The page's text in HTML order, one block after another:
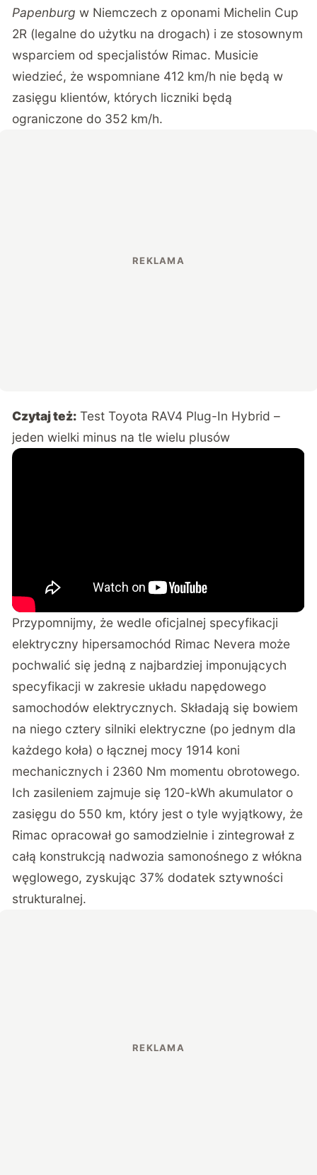
Papenburgw Niemczech z oponami Michelin Cup
2R (legalne do użytku na drogach) i ze stosownym
wsparciem od specjalistów Rimac. Musicie
wiedzieć, że wspomniane 412 km/h nie będą w
zasięgu klientów, których liczniki będą
ograniczone do 352 km/h.
Czytaj też: Test Toyota RAV4 Plug-In Hybrid –
jeden wielki minus na tle wielu plusów
Przypomnijmy, że wedle oficjalnej specyfikacji
elektryczny hipersamochód Rimac Nevera może
pochwalić się jedną z najbardziej imponujących
specyfikacji w zakresie układu napędowego
samochodów elektrycznych. Składają się bowiem
na niego cztery silniki elektryczne (po jednym dla
każdego koła) o łącznej mocy 1914 koni
mechanicznych i 2360 Nm momentu obrotowego.
Ich zasileniem zajmuje się 120-kWh akumulator o
zasięgu do 550 km, który jest o tyle wyjątkowy, że
Rimac opracował go samodzielnie i zintegrował z
całą konstrukcją nadwozia samonośnego z włókna
węglowego, zyskując 37% dodatek sztywności
strukturalnej.